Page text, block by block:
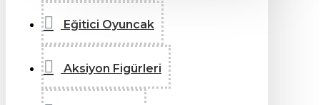
Eğitici Oyuncak
Aksiyon Figürleri